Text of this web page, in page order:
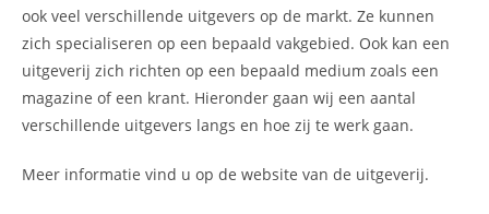
ook veel verschillende uitgevers op de markt. Ze kunnen
zich specialiseren op een bepaald vakgebied. Ook kan een
uitgeverij zich richten op een bepaald medium zoals een
magazine of een krant. Hieronder gaan wij een aantal
verschillende uitgevers langs en hoe zij te werk gaan.
Meer informatie vind u op de website van de uitgeverij.